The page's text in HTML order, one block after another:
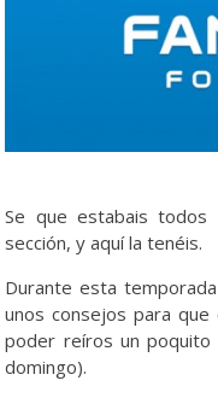
Se que estabais todos
sección, y aquí la tenéis.
Durante esta
unos consejos para
poder reíros un poquito
domingo).